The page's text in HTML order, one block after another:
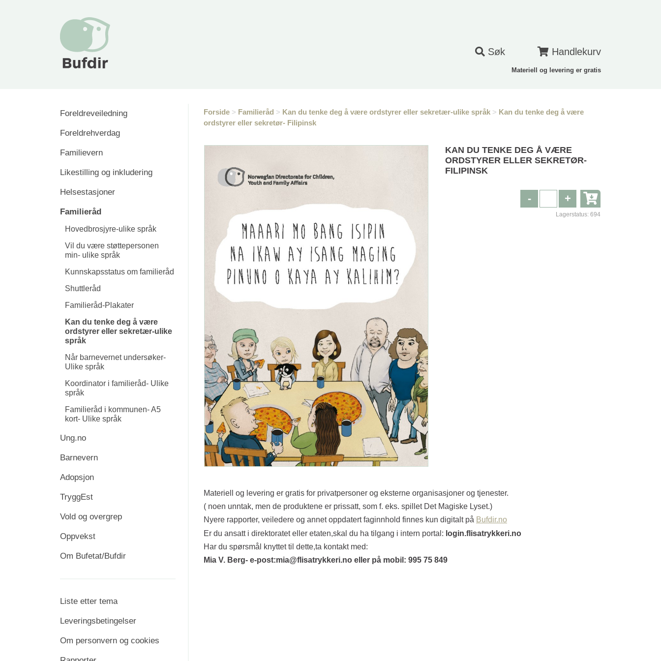
Søk Handlekurv
Materiell og levering er gratis
Foreldreveiledning
Foreldrehverdag
Familievern
Likestilling og inkludering
Helsestasjoner
Familieråd
Hovedbrosjyre-ulike språk
Vil du være støttepersonen
min- ulike språk
Kunnskapsstatus om familieråd
Shuttleråd
Familieråd-Plakater
Kan du tenke deg å være
ordstyrer eller sekretær-ulike
språk
Når barnevernet undersøker-
Ulike språk
Koordinator i familieråd- Ulike
språk
Familieråd i kommunen- A5
kort- Ulike språk
Ung.no
Barnevern
Adopsjon
TryggEst
Vold og overgrep
Oppvekst
Om Bufetat/Bufdir
Liste etter tema
Leveringsbetingelser
Om personvern og cookies
Forside > Familieråd > Kan du tenke deg å være ordstyrer eller sekretær-ulike språk > Kan du tenke deg å være
ordstyrer eller sekretør- Filipinsk
KAN DU TENKE DEG Å VÆRE
ORDSTYRER ELLER SEKRETØR-
FILIPINSK
+
-
Lagerstatus:694
Materiell og levering er gratis for privatpersoner og eksterne organisasjoner og tjenester.
( noen unntak, men de produktene er prissatt, som f. eks. spillet Det Magiske Lyset.)
Nyere rapporter, veiledere og annet oppdatert faginnhold finnes kun digitalt på Bufdir.no
Er du ansatt i direktoratet eller etaten,skal du ha tilgang i intern portal: login.flisatrykkeri.no
Har du spørsmål knyttet til dette,ta kontakt med:
Mia V. Berg- e-post:mia@flisatrykkeri.no eller på mobil: 995 75 849